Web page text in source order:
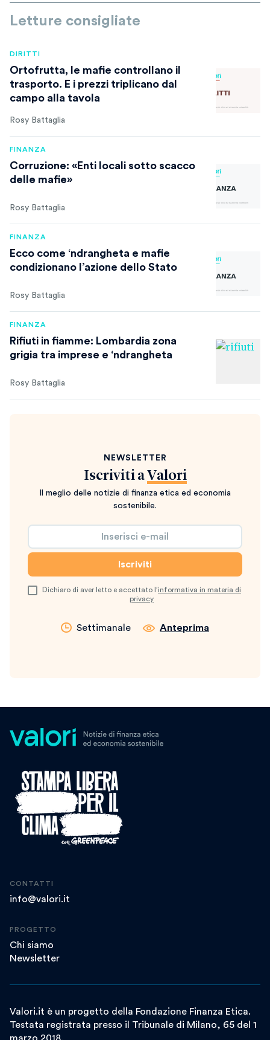
Letture consigliate
DIRITTI
Ortofrutta, le mafie controllano il
trasporto. E i prezzi triplicano dal
campo alla tavola
Rosy Battaglia
FINANZA
Corruzione: «Enti locali sotto scacco
delle mafie»
Rosy Battaglia
FINANZA
Ecco come ‘ndrangheta e mafie
condizionano l’azione dello Stato
Rosy Battaglia
FINANZA
Rifiuti in fiamme: Lombardia zona
grigia tra imprese e ‘ndrangheta
Rosy Battaglia
NEWSLETTER
Iscriviti a Valori
Il meglio delle notizie di finanza etica ed economia
sostenibile.
Dichiaro di aver letto e accettato l’informativa in materia di
privacy
Settimanale Anteprima
CONTATTI
info@valori.it
PROGETTO
Chi siamo
Newsletter
Valori.it è un progetto della Fondazione Finanza Etica.
Testata registrata presso il Tribunale di Milano, 65 del 1
marzo 2018.